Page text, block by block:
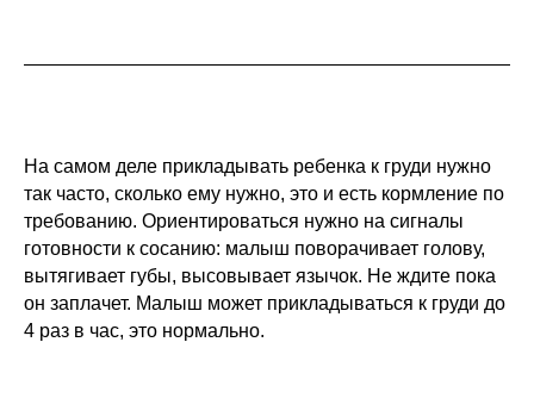
На самом деле прикладывать ребенка к груди нужно
так часто, сколько ему нужно, это и есть кормление по
требованию. Ориентироваться нужно на сигналы
готовности к сосанию: малыш поворачивает голову,
вытягивает губы, высовывает язычок. Не ждите пока
он заплачет. Малыш может прикладываться к груди до
4 раз в час, это нормально.